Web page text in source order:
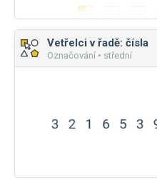
Vetřelci v řadě: čísla
Označování • střední